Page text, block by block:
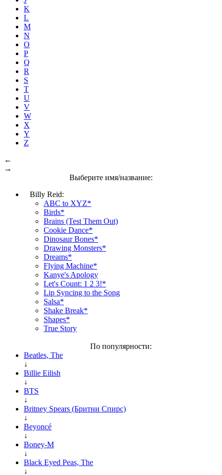
K
L
M
N
O
P
Q
R
S
T
U
V
W
X
Y
Z
←
→
Выберите имя/название:
Billy Reid:
ABC to XYZ*
Birds*
Brains (Test Them Out)
Cookie Dance*
Dinosaur Bones*
Drawing Monsters*
Dreams*
Flying Machine*
Kanye's Apology
Let's Count: 1 2 3!*
Lip Syncing to the Song
Salsa*
Shake Break*
Shapes*
True Story
По популярности:
Beatles, The
↓
Billie Eilish
↓
BTS
↓
Britney Spears (Бритни Спирс)
↓
Beyoncé
↓
Boney-M
↓
Black Eyed Peas, The
↓